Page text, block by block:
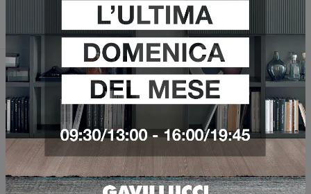
Sfoglia i cataloghi
Invia